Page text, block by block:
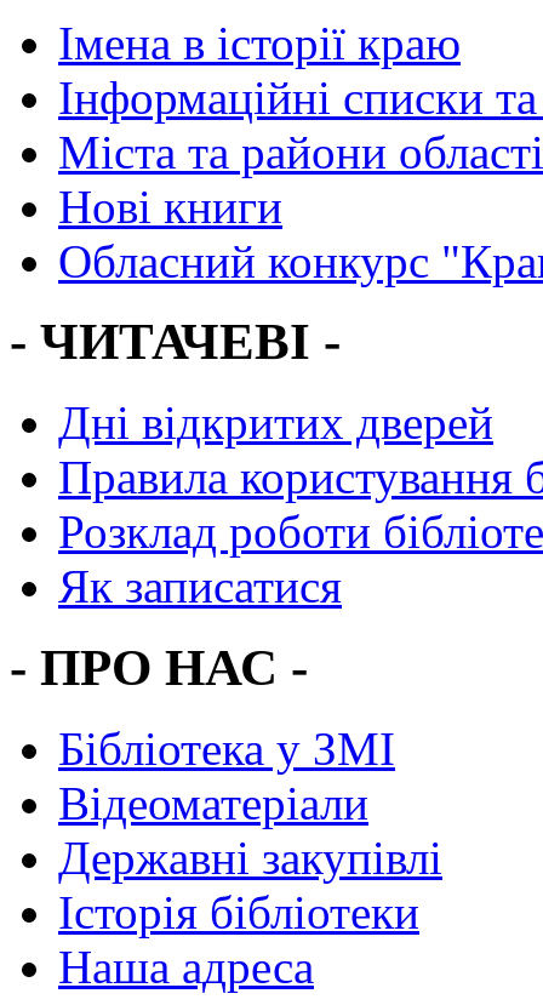
Імена в історії краю
Інформаційні списки
Міста та райони області
Нові книги
Обласний конкурс
- ЧИТАЧЕВІ -
Дні відкритих дверей
Правила користування
Розклад роботи
Як записатися
- ПРО НАС -
Бібліотека у ЗМІ
Відеоматеріали
Державні закупівлі
Історія бібліотеки
Наша адреса